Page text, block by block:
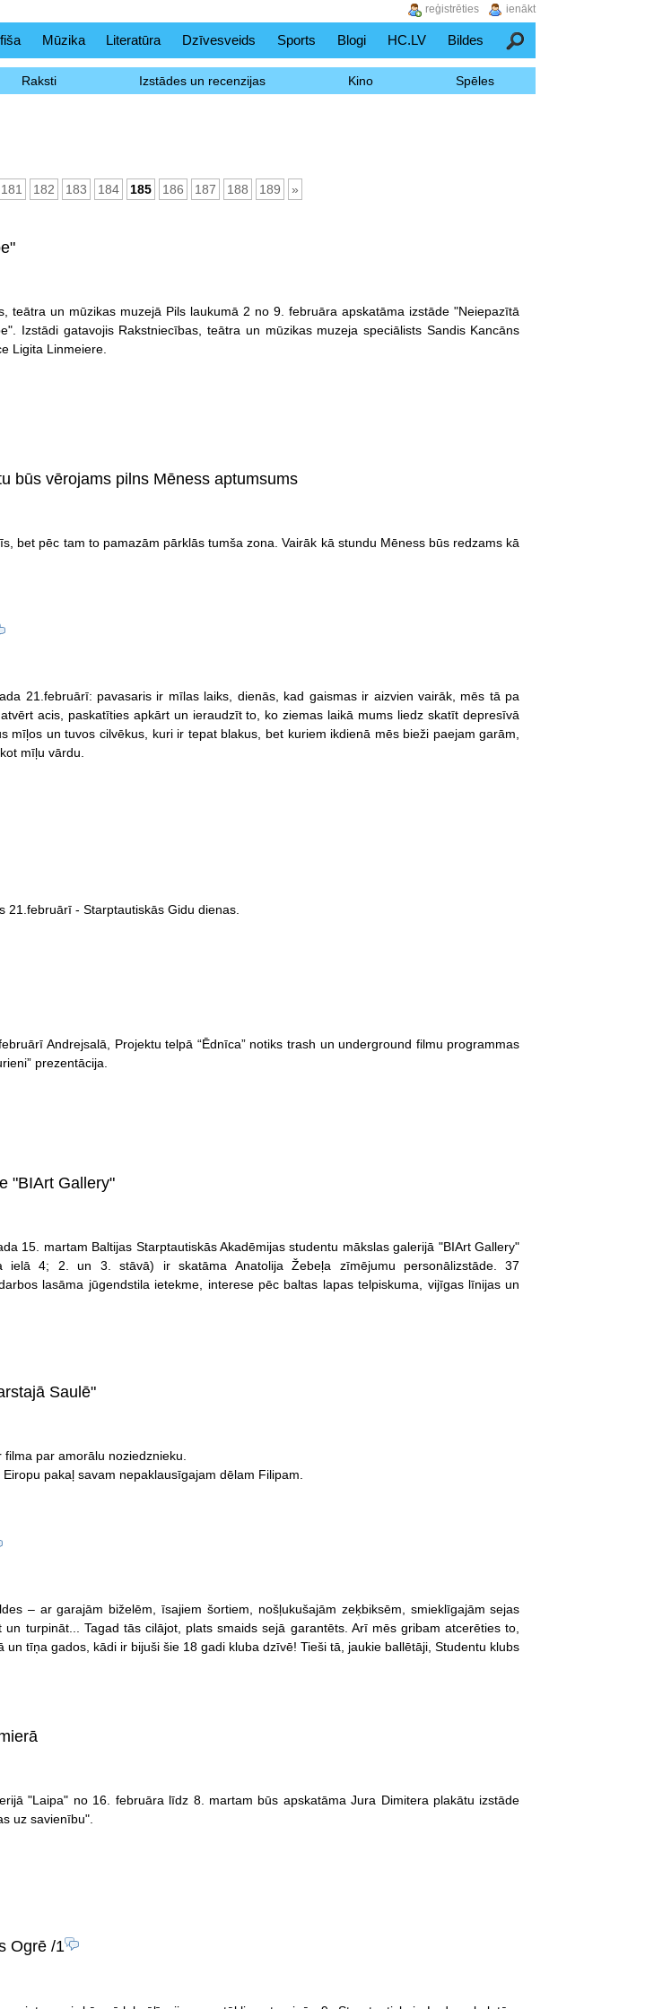
Mūzika Literatūra Dzīvesveids Sports Blogi HC.LV Bildes Meklēšana
Raksti Izstādes un recenzijas Kino Spēles
181 182 183 184 185 186 187 188 189 »
teātra un mūzikas muzejā Pils laukumā 2 no 9. februāra apskatāma izstāde "Neiepazītā
Izstādi gatavojis Rakstniecības, teātra un mūzikas muzeja speciālists Sandis Kancāns
Ligita Linmeiere.
būs vērojams pilns Mēness aptumsums
bet pēc tam to pamazām pārklās tumša zona. Vairāk kā stundu Mēness būs redzams kā
21.februārī: pavasaris ir mīlas laiks, dienās, kad gaismas ir aizvien vairāk, mēs tā pa
acis, paskatīties apkārt un ieraudzīt to, ko ziemas laikā mums liedz skatīt depresīvā
mīļos un tuvos cilvēkus, kuri ir tepat blakus, bet kuriem ikdienā mēs bieži paejam garām,
mīļu vārdu.
21.februārī - Starptautiskās Gidu dienas.
Andrejsalā, Projektu telpā “Ēdnīca” notiks trash un underground filmu programmas
prezentācija.
"BIArt Gallery"
15. martam Baltijas Starptautiskās Akadēmijas studentu mākslas galerijā "BIArt Gallery"
ielā 4; 2. un 3. stāvā) ir skatāma Anatolija Žebeļa zīmējumu personālizstāde. 37
lasāma jūgendstila ietekme, interese pēc baltas lapas telpiskuma, vijīgas līnijas un
Saulē"
par amorālu noziedznieku.
pakaļ savam nepaklausīgajam dēlam Filipam.
– ar garajām biželēm, īsajiem šortiem, nošļukušajām zeķbiksēm, smieklīgajām sejas
turpināt... Tagad tās cilājot, plats smaids sejā garantēts. Arī mēs gribam atcerēties to,
un tīņa gados, kādi ir bijuši šie 18 gadi kluba dzīvē! Tieši tā, jaukie ballētāji, Studentu klubs
"Laipa" no 16. februāra līdz 8. martam būs apskatāma Jura Dimitera plakātu izstāde
uz savienību".
Ogrē/1
ienākt
reģistrēties